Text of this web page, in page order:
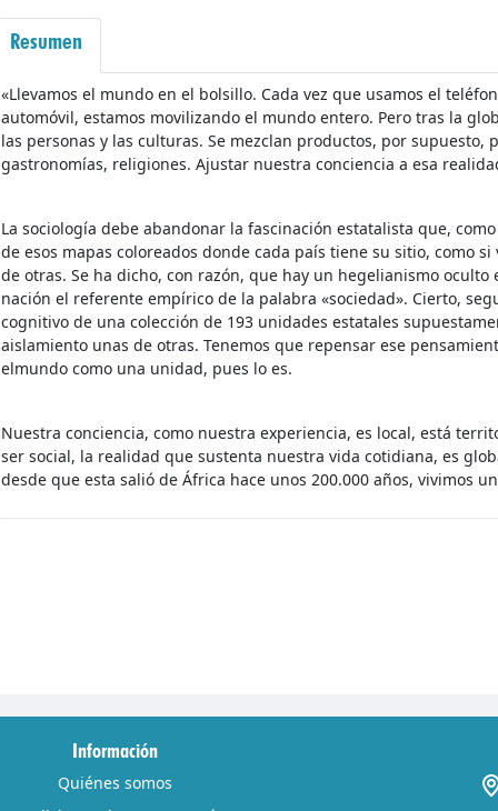
Resumen
«Llevamos el mundo en el bolsillo. Cada vez que usamos el
automóvil, estamos movilizando el mundo entero. Pero tras la
las personas y las culturas. Se mezclan productos, por
gastronomías, religiones. Ajustar nuestra conciencia a esa
La sociología debe abandonar la fascinación estatalista que,
de esos mapas coloreados donde cada país tiene su sitio, como
de otras. Se ha dicho, con razón, que hay un hegelianismo
nación el referente empírico de la palabra «sociedad». Cierto,
cognitivo de una colección de 193 unidades estatales
aislamiento unas de otras. Tenemos que repensar ese
elmundo como una unidad, pues lo es.
Nuestra conciencia, como nuestra experiencia, es local, está
ser social, la realidad que sustenta nuestra vida cotidiana, es
desde que esta salió de África hace unos 200.000 años, vivimos
Información
Quiénes somos